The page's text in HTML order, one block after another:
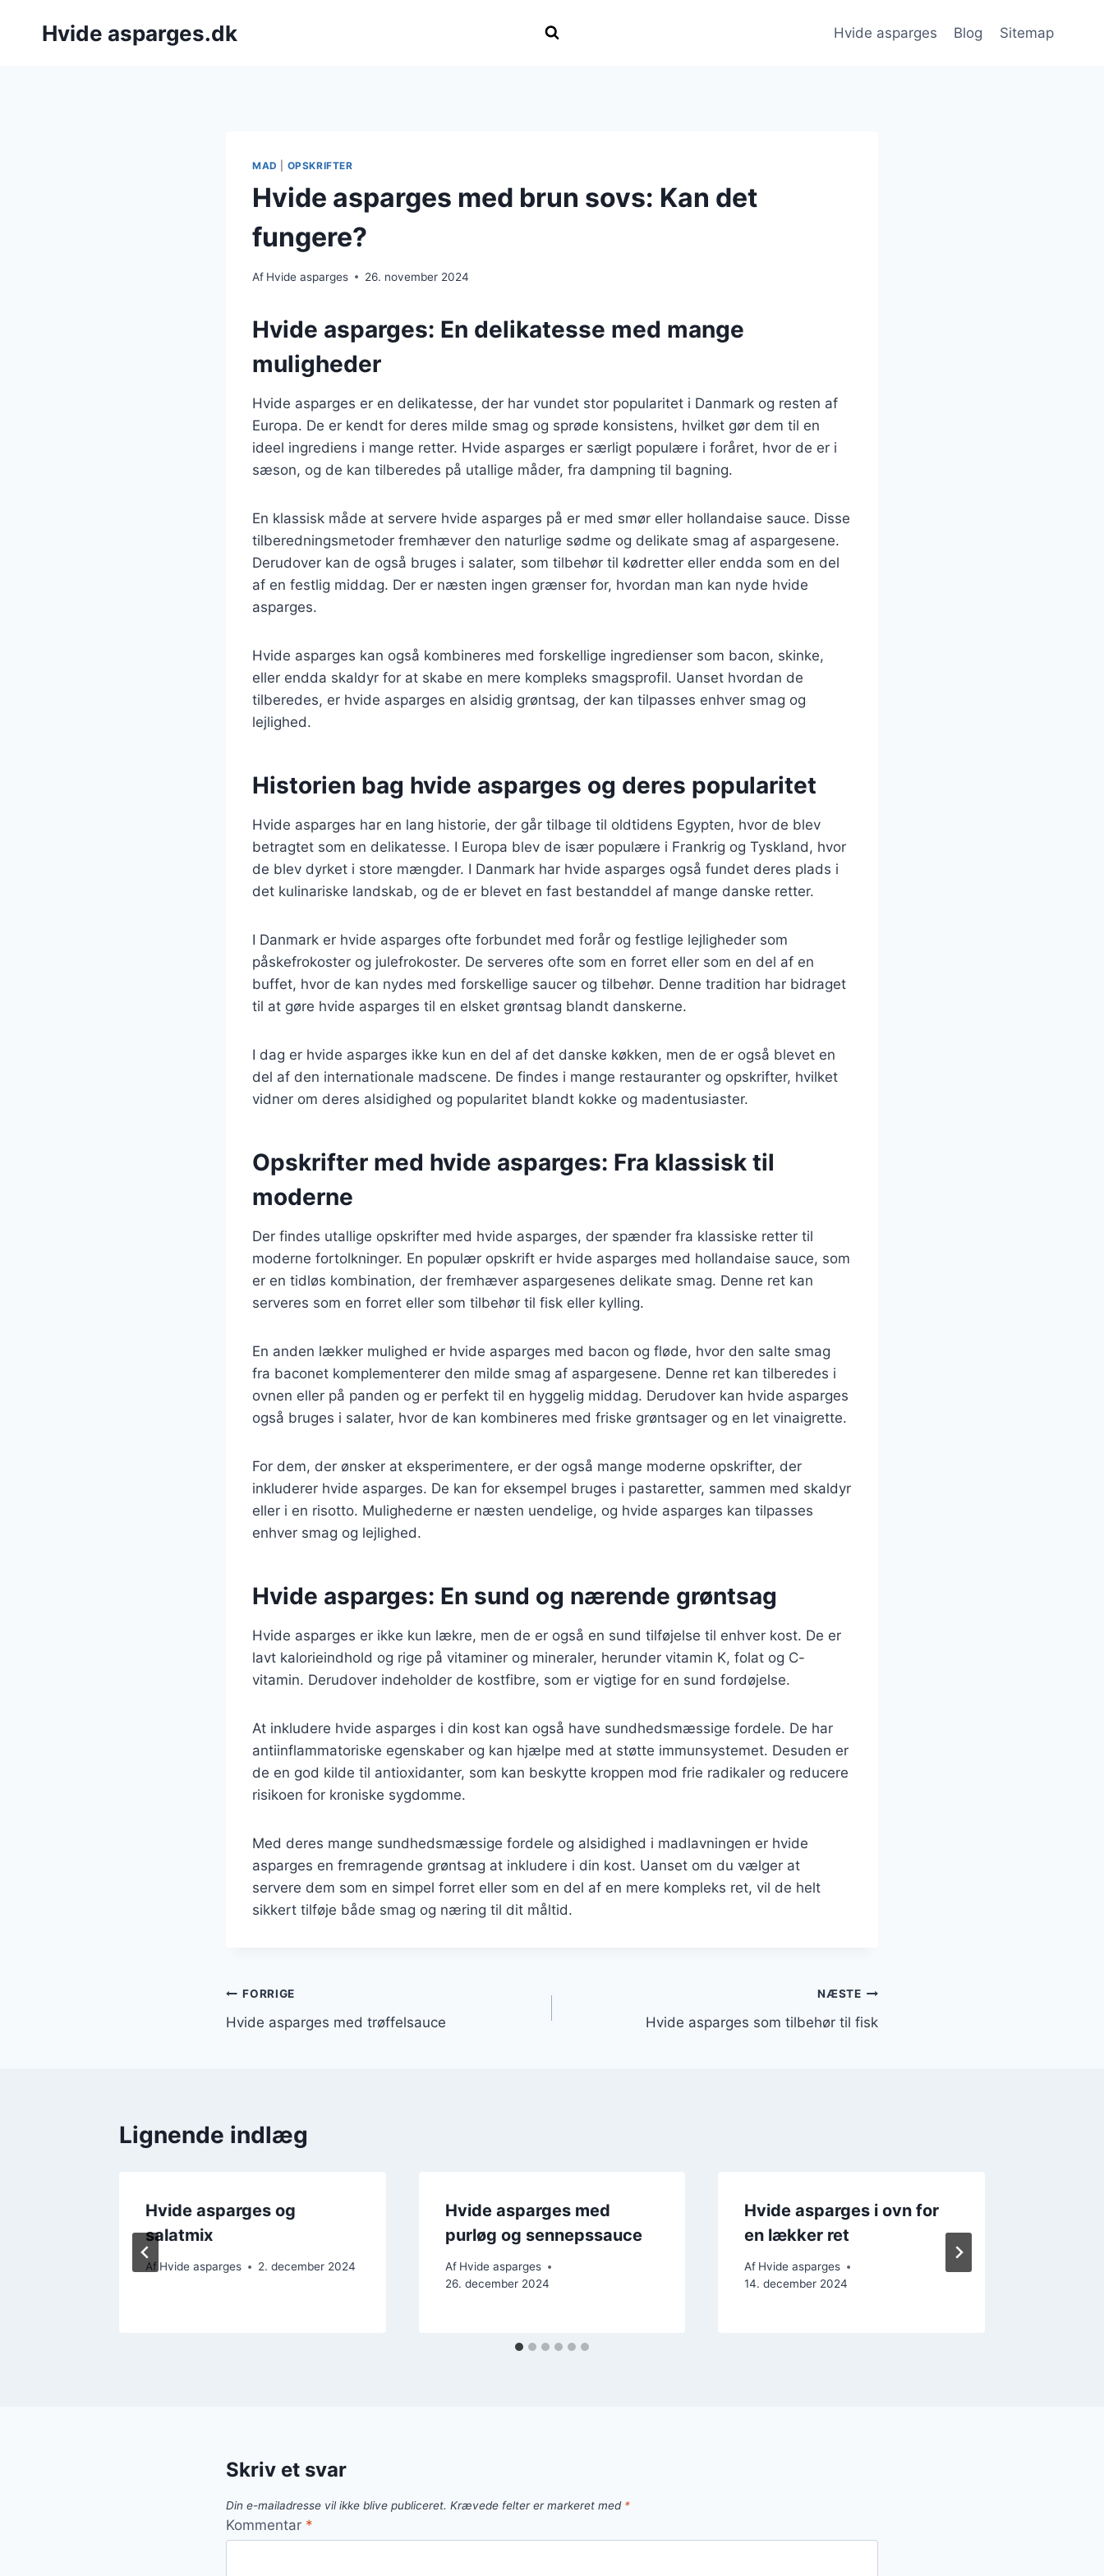
Hvide asparges.dk Hvide asparges Blog Sitemap
MAD OPSKRIFTER
Hvide asparges med brun sovs: Kan det
fungere?
Af Hvide asparges 26. november 2024
Hvide asparges: En delikatesse med mange
muligheder
Hvide asparges er en delikatesse, der har vundet stor popularitet i Danmark og resten af
Europa. De er kendt for deres milde smag og sprøde konsistens, hvilket gør dem til en
ideel ingrediens i mange retter. Hvide asparges er særligt populære i foråret, hvor de er i
sæson, og de kan tilberedes på utallige måder, fra dampning til bagning.
En klassisk måde at servere hvide asparges på er med smør eller hollandaise sauce. Disse
tilberedningsmetoder fremhæver den naturlige sødme og delikate smag af aspargesene.
Derudover kan de også bruges i salater, som tilbehør til kødretter eller endda som en del
af en festlig middag. Der er næsten ingen grænser for, hvordan man kan nyde hvide
asparges.
Hvide asparges kan også kombineres med forskellige ingredienser som bacon, skinke,
eller endda skaldyr for at skabe en mere kompleks smagsprofil. Uanset hvordan de
tilberedes, er hvide asparges en alsidig grøntsag, der kan tilpasses enhver smag og
lejlighed.
Historien bag hvide asparges og deres popularitet
Hvide asparges har en lang historie, der går tilbage til oldtidens Egypten, hvor de blev
betragtet som en delikatesse. I Europa blev de især populære i Frankrig og Tyskland, hvor
de blev dyrket i store mængder. I Danmark har hvide asparges også fundet deres plads i
det kulinariske landskab, og de er blevet en fast bestanddel af mange danske retter.
I Danmark er hvide asparges ofte forbundet med forår og festlige lejligheder som
påskefrokoster og julefrokoster. De serveres ofte som en forret eller som en del af en
buffet, hvor de kan nydes med forskellige saucer og tilbehør. Denne tradition har bidraget
til at gøre hvide asparges til en elsket grøntsag blandt danskerne.
I dag er hvide asparges ikke kun en del af det danske køkken, men de er også blevet en
del af den internationale madscene. De findes i mange restauranter og opskrifter, hvilket
vidner om deres alsidighed og popularitet blandt kokke og madentusiaster.
Opskrifter med hvide asparges: Fra klassisk til
moderne
Der findes utallige opskrifter med hvide asparges, der spænder fra klassiske retter til
moderne fortolkninger. En populær opskrift er hvide asparges med hollandaise sauce, som
er en tidløs kombination, der fremhæver aspargesenes delikate smag. Denne ret kan
serveres som en forret eller som tilbehør til fisk eller kylling.
En anden lækker mulighed er hvide asparges med bacon og fløde, hvor den salte smag
fra baconet komplementerer den milde smag af aspargesene. Denne ret kan tilberedes i
ovnen eller på panden og er perfekt til en hyggelig middag. Derudover kan hvide asparges
også bruges i salater, hvor de kan kombineres med friske grøntsager og en let vinaigrette.
For dem, der ønsker at eksperimentere, er der også mange moderne opskrifter, der
inkluderer hvide asparges. De kan for eksempel bruges i pastaretter, sammen med skaldyr
eller i en risotto. Mulighederne er næsten uendelige, og hvide asparges kan tilpasses
enhver smag og lejlighed.
Hvide asparges: En sund og nærende grøntsag
Hvide asparges er ikke kun lækre, men de er også en sund tilføjelse til enhver kost. De er
lavt kalorieindhold og rige på vitaminer og mineraler, herunder vitamin K, folat og C-
vitamin. Derudover indeholder de kostfibre, som er vigtige for en sund fordøjelse.
At inkludere hvide asparges i din kost kan også have sundhedsmæssige fordele. De har
antiinflammatoriske egenskaber og kan hjælpe med at støtte immunsystemet. Desuden er
de en god kilde til antioxidanter, som kan beskytte kroppen mod frie radikaler og reducere
risikoen for kroniske sygdomme.
Med deres mange sundhedsmæssige fordele og alsidighed i madlavningen er hvide
asparges en fremragende grøntsag at inkludere i din kost. Uanset om du vælger at
servere dem som en simpel forret eller som en del af en mere kompleks ret, vil de helt
sikkert tilføje både smag og næring til dit måltid.
Indlægsnavigation
FORRIGE
Hvide asparges med trøffelsauce
NÆSTE
Hvide asparges som tilbehør til fisk
Lignende indlæg
Hvide asparges og
salatmix
Af Hvide asparges 2. december 2024
Hvide asparges med
purløg og sennepssauce
Af Hvide asparges
26. december 2024
Hvide asparges i ovn for
en lækker ret
Af Hvide asparges
14. december 2024
Skriv et svar
Din e-mailadresse vil ikke blive publiceret. Krævede felter er markeret med *
Kommentar *